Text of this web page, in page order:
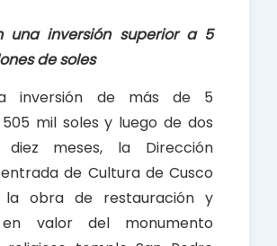
k
p
e
una inversión superior a 5
de soles
inversión de más de 5
mil soles y luego de dos
meses, la Dirección
de Cultura de Cusco
la obra de restauración y
valor del monumento